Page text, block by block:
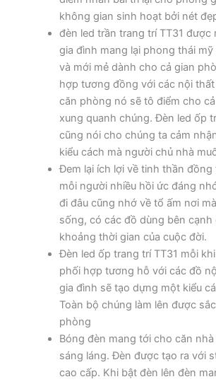
không gian sinh hoạt bởi nét
đèn led trần trang trí TT31 được
gia đình mang lại phong thái
và mới mẻ dành cho cả gian
hợp tương đồng với các nội
căn phòng nó sẽ tô điểm cho
xung quanh chúng. Đèn led ốp
cũng nói cho chúng ta cảm
kiểu cách mà người chủ nhà
Đem lại ích lợi về tinh thần đồng
mỗi người nhiều hồi ức đáng
đi đâu cũng nhớ về tổ ấm nơi
sống, có các đồ dùng bên cạnh
khoảng thời gian của cuộc đời.
Đèn led ốp trang trí TT31 mỗi
phối hợp tương hỗ với các đồ
gia đình sẽ tạo dựng một kiểu
Toàn bộ chúng làm lên được
phòng
Bóng đèn mang tới cho căn
sáng láng. Đèn được tạo ra với
cao cấp. Khi bật đèn lên đèn